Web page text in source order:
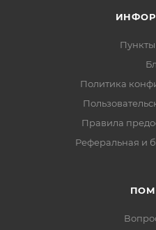
Политика
Правила
Реферальная и